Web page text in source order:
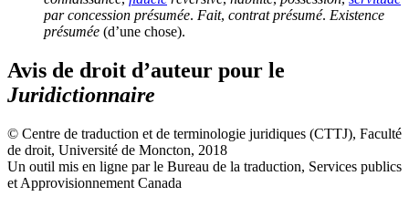
par concession présumée. Fait, contrat présumé. Existence
présumée (d’une chose).
Avis de droit d’auteur pour le
Juridictionnaire
© Centre de traduction et de terminologie juridiques (CTTJ), Faculté
de droit, Université de Moncton, 2018
Un outil mis en ligne par le Bureau de la traduction, Services publics
et Approvisionnement Canada